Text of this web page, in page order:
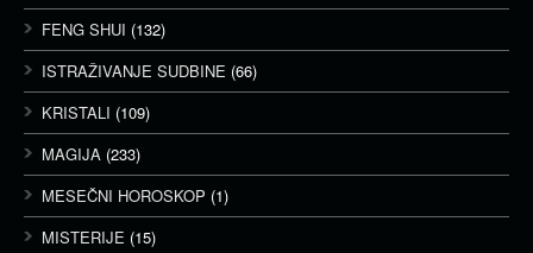
FENG SHUI (132)
ISTRAŽIVANJE SUDBINE (66)
KRISTALI (109)
MAGIJA (233)
MESEČNI HOROSKOP (1)
MISTERIJE (15)